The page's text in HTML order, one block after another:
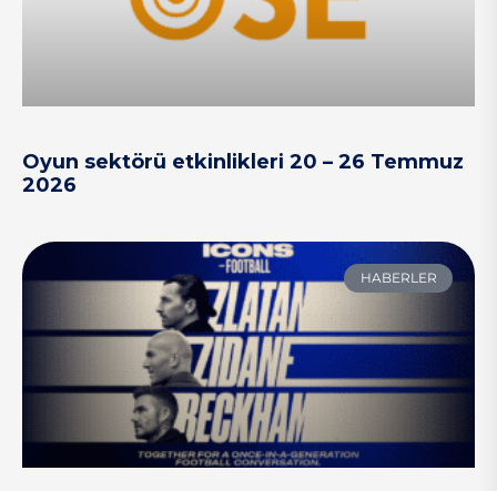
Oyun sektörü etkinlikleri 20 – 26 Temmuz
2026
HABERLER